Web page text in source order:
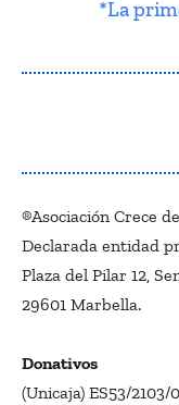
*La
®Asociación Crece
Declarada entidad
Plaza del Pilar 12,
29601 Marbella.
Donativos
(Unicaja) ES53/